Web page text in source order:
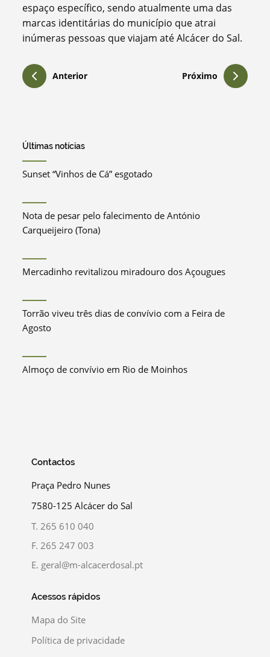
espaço específico, sendo atualmente uma das
marcas identitárias do município que atrai
inúmeras pessoas que viajam até Alcácer do Sal.
Anterior Próximo
Últimas notícias
Sunset “Vinhos de Cá” esgotado
Nota de pesar pelo falecimento de António
Carqueijeiro (Tona)
Mercadinho revitalizou miradouro dos Açougues
Torrão viveu três dias de convívio com a Feira de
Agosto
Almoço de convívio em Rio de Moinhos
Contactos
Praça Pedro Nunes
7580-125 Alcácer do Sal
T. 265 610 040
F. 265 247 003
E. geral@m-alcacerdosal.pt
Acessos rápidos
Mapa do Site
Política de privacidade